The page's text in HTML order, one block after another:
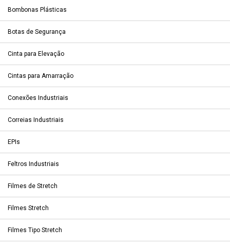
Bombonas Plásticas
Botas de Segurança
Cinta para Elevação
Cintas para Amarração
Conexões Industriais
Correias Industriais
EPIs
Feltros Industriais
Filmes de Stretch
Filmes Stretch
Filmes Tipo Stretch